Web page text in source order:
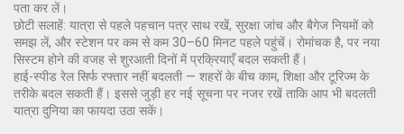
पता कर लें।
छोटी सलाहें: यात्रा से पहले पहचान पत्र साथ रखें, सुरक्षा जांच और बैगेज नियमों को
समझ लें, और स्टेशन पर कम से कम 30–60 मिनट पहले पहुंचें। रोमांचक है, पर नया
सिस्टम होने की वजह से शुरआती दिनों में प्रक्रियाएँ बदल सकती हैं।
हाई-स्पीड रेल सिर्फ रफ्तार नहीं बदलती — शहरों के बीच काम, शिक्षा और टूरिज्म के
तरीके बदल सकती हैं। इससे जुड़ी हर नई सूचना पर नजर रखें ताकि आप भी बदलती
यात्रा दुनिया का फायदा उठा सकें।